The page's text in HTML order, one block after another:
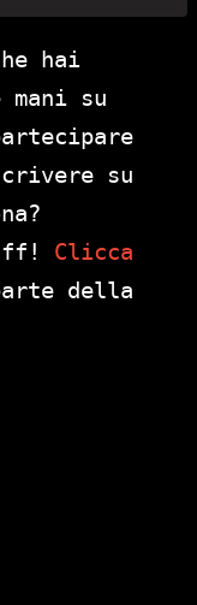
hai
su
su
Clicca
della